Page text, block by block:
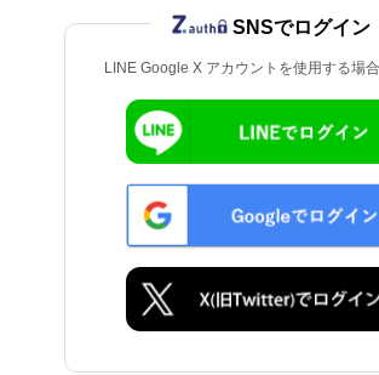
LINE Google X アカウントを使用する場
SNSでログイン